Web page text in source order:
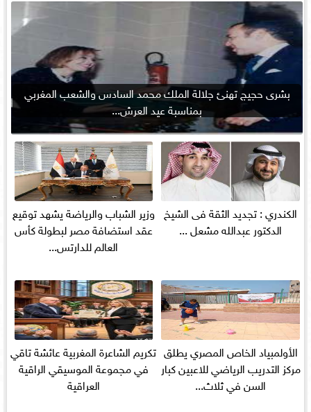
بشرى حجيج تهنئ جلالة الملك محمد السادس والشعب المغربي
بمناسبة عيد العرش...
الكندري : تجديد الثقة فى الشيخ
الدكتور عبدالله مشعل ...
وزير الشباب والرياضة يشهد توقيع
عقد استضافة مصر لبطولة كأس
العالم للدارتس...
الأولمبياد الخاص المصري يطلق
مركز التدريب الرياضي للاعبين كبار
السن في ثلاث...
تكريم الشاعرة المغربية عائشة تاقي
في مجموعة الموسيقي الراقية
العراقية